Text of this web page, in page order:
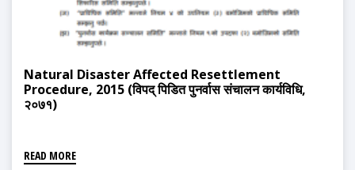
Natural Disaster Affected Resettlement
Procedure, 2015 (विपद् पिडित पुनर्वास संचालन कार्यविधि,
२०७१)
READ MORE